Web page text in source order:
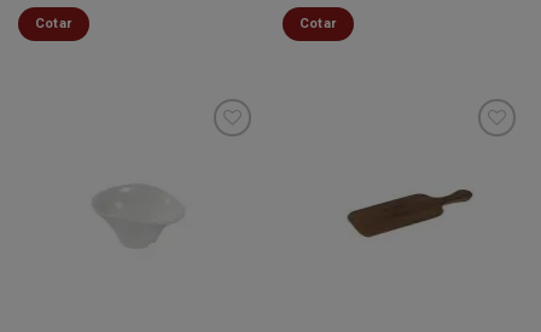
Cotar Cotar
Minha
lista de